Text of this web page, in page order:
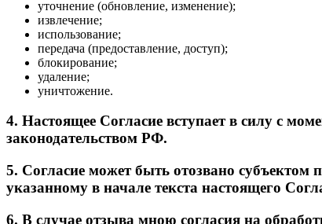
уточнение (обновление, изменение);
извлечение;
использование;
передача (предоставление, доступ);
блокирование;
удаление;
уничтожение.
4. Настоящее Согласие вступает в силу с
законодательством РФ.
5. Согласие может быть отозвано субъектом
указанному в начале текста настоящего
6. В случае отзыва мною согласия на